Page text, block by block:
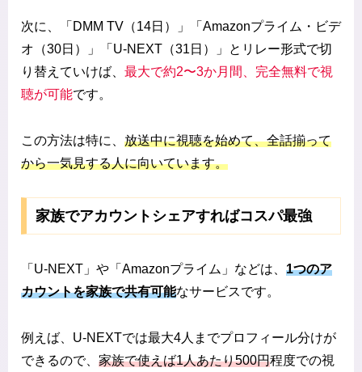
次に、「DMM TV（14日）」「Amazonプライム・ビデ
オ（30日）」「U-NEXT（31日）」とリレー形式で切
り替えていけば、 最大で約2〜3か月間、完全無料で視
聴が可能です。
この方法は特に、 放送中に視聴を始めて、全話揃って
から一気見する人に向いています。
家族でアカウントシェアすればコスパ最強
「U-NEXT」や「Amazonプライム」などは、 1つのア
カウントを家族で共有可能なサービスです。
例えば、U-NEXTでは最大4人までプロフィール分けが
できるので、 家族で使えば1人あたり500円程度での視